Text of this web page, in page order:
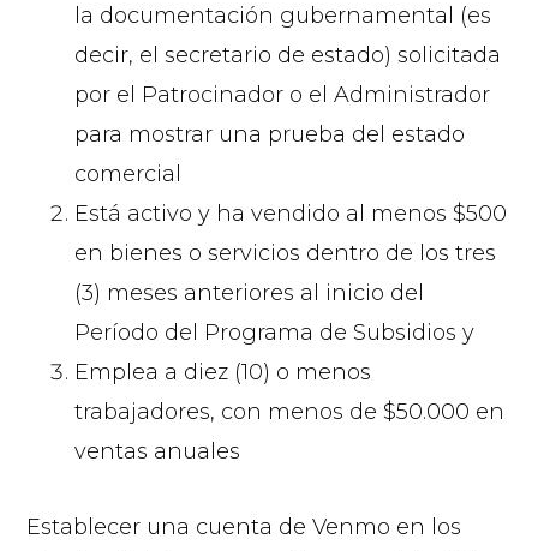
la documentación gubernamental (es
decir, el secretario de estado) solicitada
por el Patrocinador o el Administrador
para mostrar una prueba del estado
comercial
Está activo y ha vendido al menos $500
en bienes o servicios dentro de los tres
(3) meses anteriores al inicio del
Período del Programa de Subsidios y
Emplea a diez (10) o menos
trabajadores, con menos de $50.000 en
ventas anuales
Establecer una cuenta de Venmo en los